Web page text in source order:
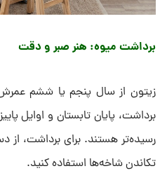
برداشت میوه: هنر صبر و دقت
زیتون از سال پنجم یا ششم عمرش
برداشت، پایان تابستان و اوایل
رسیده‌تر هستند. برای برداشت، از
تکاندن شاخه‌ها استفاده کنید.